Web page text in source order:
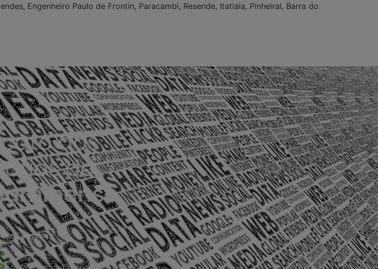
Engenheiro Paulo de Frontin, Paracambi, Resende, Itatiaia, Pinheiral, Barra do
Campestre:
Estrada Governador Chagas Freitas – 3.780 – Colônia Santo Antônio – Barra Mansa
De terça-feira a domingo, das 9h às 17h